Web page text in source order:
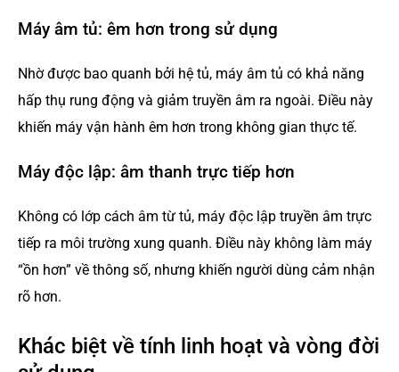
Máy âm tủ: êm hơn trong sử dụng
Nhờ được bao quanh bởi hệ tủ, máy âm tủ có khả năng
hấp thụ rung động và giảm truyền âm ra ngoài. Điều này
khiến máy vận hành êm hơn trong không gian thực tế.
Máy độc lập: âm thanh trực tiếp hơn
Không có lớp cách âm từ tủ, máy độc lập truyền âm trực
tiếp ra môi trường xung quanh. Điều này không làm máy
“ồn hơn” về thông số, nhưng khiến người dùng cảm nhận
rõ hơn.
Khác biệt về tính linh hoạt và vòng đời